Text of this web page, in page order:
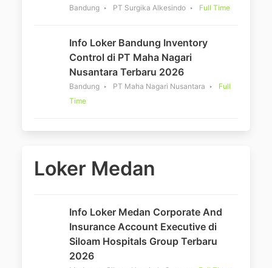
Bandung PT Surgika Alkesindo Full Time
Info Loker Bandung Inventory
Control di PT Maha Nagari
Nusantara Terbaru 2026
Bandung PT Maha Nagari Nusantara
Full
Time
Loker Medan
Info Loker Medan Corporate And
Insurance Account Executive di
Siloam Hospitals Group Terbaru
2026